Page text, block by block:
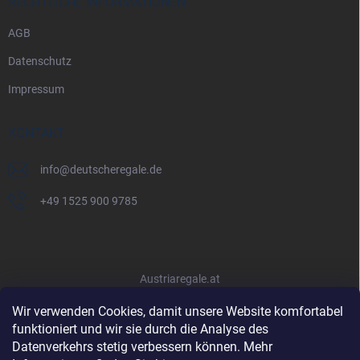
Wir verwenden Cookies, damit unsere Website komfortabel
funktioniert und wir sie durch die Analyse des
Datenverkehrs stetig verbessern können. Mehr
AGB
Datenschutz
Impressum
KONTAKT
info@deutscheregale.de
+49 1525 900 9785
Austriaregale.at